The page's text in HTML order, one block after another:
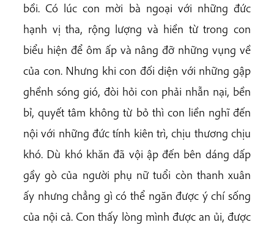
bồi. Có lúc con mời bà ngoại với những đức
hạnh vị tha, rộng lượng và hiền từ trong con
biểu hiện để ôm ấp và nâng đỡ những vụng về
của con. Nhưng khi con đối diện với những gập
ghềnh sóng gió, đòi hỏi con phải nhẫn nại, bền
bỉ, quyết tâm không từ bỏ thì con liền nghĩ đến
nội với những đức tính kiên trì, chịu thương chịu
khó. Dù khó khăn đã vội ập đến bên dáng dấp
gầy gò của người phụ nữ tuổi còn thanh xuân
ấy nhưng chẳng gì có thể ngăn được ý chí sống
của nội cả. Con thấy lòng mình được an ủi, được